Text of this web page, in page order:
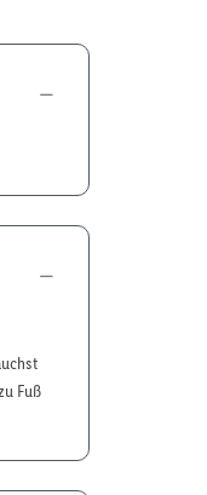
Fuß